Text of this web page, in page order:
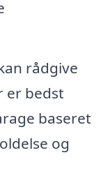
rådgive
er bedst
baseret
og